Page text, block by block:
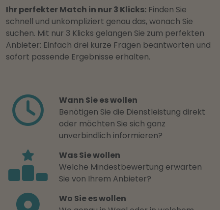
Ihr perfekter Match in nur 3 Klicks: Finden Sie
schnell und unkompliziert genau das, wonach Sie
suchen. Mit nur 3 Klicks gelangen Sie zum perfekten
Anbieter: Einfach drei kurze Fragen beantworten und
sofort passende Ergebnisse erhalten.
Wann Sie es wollen
Benötigen Sie die Dienstleistung direkt
oder möchten Sie sich ganz
unverbindlich informieren?
Was Sie wollen
Welche Mindestbewertung erwarten
Sie von Ihrem Anbieter?
Wo Sie es wollen